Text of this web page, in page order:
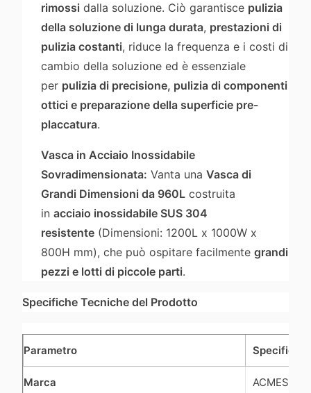
rimossi dalla soluzione. Ciò garantisce pulizia
della soluzione di lunga durata, prestazioni di
pulizia costanti, riduce la frequenza e i costi di
cambio della soluzione ed è essenziale
per pulizia di precisione, pulizia di componenti
ottici e preparazione della superficie pre-
placcatura.
Vasca in Acciaio Inossidabile
Sovradimensionata: Vanta unaVasca di
Grandi Dimensioni da 960L costruita
inacciaio inossidabile SUS 304
resistente (Dimensioni: 1200L x 1000W x
800H mm), che può ospitare facilmentegrandi
pezzi e lotti di piccole parti.
Specifiche Tecniche del Prodotto
Parametro Specifiche
Marca